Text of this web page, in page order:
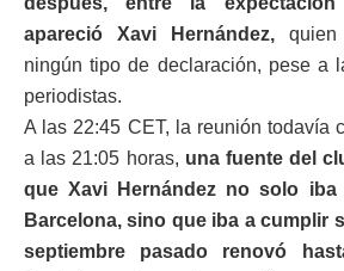
apareció Xavi Hernández,
ningún tipo de declaración, pese a
periodistas.
A las 22:45 CET, la reunión todavía
a las 21:05 horas, una fuente del
que Xavi Hernández no solo
Barcelona, sino que iba a cumplir
septiembre pasado renovó